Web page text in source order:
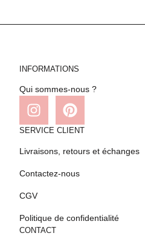
INFORMATIONS
Qui sommes-nous ?
SERVICE CLIENT
Livraisons, retours et échanges
Contactez-nous
CGV
Politique de confidentialité
CONTACT